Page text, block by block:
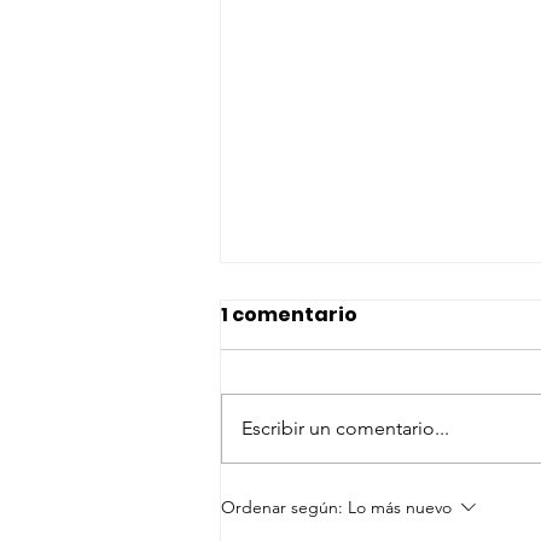
Guía para disfrutar de
1 comentario
Escribir un comentario...
Ordenar según: Lo más nuevo